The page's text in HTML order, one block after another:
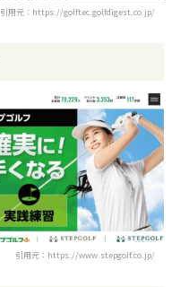
引用元：https://golftec.golfdigest.co.jp/
引用元：https://www.stepgolf.co.jp/